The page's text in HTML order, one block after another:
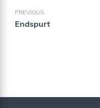
PREVIOUS
Endspurt